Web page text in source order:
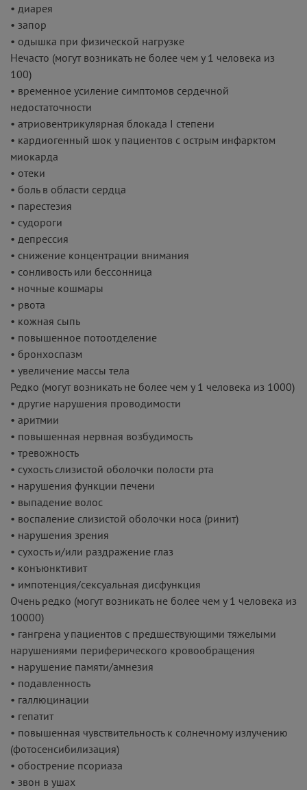
• диарея
• запор
• одышка при физической нагрузке
Нечасто (могут возникать не более чем у 1 человека из
100)
• временное усиление симптомов сердечной
недостаточности
• атриовентрикулярная блокада I степени
• кардиогенный шок у пациентов с острым инфарктом
миокарда
• отеки
• боль в области сердца
• парестезия
• судороги
• депрессия
• снижение концентрации внимания
• сонливость или бессонница
• ночные кошмары
• рвота
• кожная сыпь
• повышенное потоотделение
• бронхоспазм
• увеличение массы тела
Редко (могут возникать не более чем у 1 человека из 1000)
• другие нарушения проводимости
• аритмии
• повышенная нервная возбудимость
• тревожность
• сухость слизистой оболочки полости рта
• нарушения функции печени
• выпадение волос
• воспаление слизистой оболочки носа (ринит)
• нарушения зрения
• сухость и/или раздражение глаз
• конъюнктивит
• импотенция/сексуальная дисфункция
Очень редко (могут возникать не более чем у 1 человека из
10000)
• гангрена у пациентов с предшествующими тяжелыми
нарушениями периферического кровообращения
• нарушение памяти/амнезия
• подавленность
• галлюцинации
• гепатит
• повышенная чувствительность к солнечному излучению
(фотосенсибилизация)
• обострение псориаза
• звон в ушах